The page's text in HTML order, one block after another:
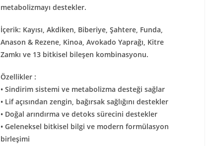
metabolizmayı destekler.
İçerik: Kayısı, Akdiken, Biberiye, Şahtere, Funda,
Anason & Rezene, Kinoa, Avokado Yaprağı, Kitre
Zamkı ve 13 bitkisel bileşen kombinasyonu.
Özellikler :
• Sindirim sistemi ve metabolizma desteği sağlar
• Lif açısından zengin, bağırsak sağlığını destekler
• Doğal arındırma ve detoks sürecini destekler
• Geleneksel bitkisel bilgi ve modern formülasyon
birleşimi